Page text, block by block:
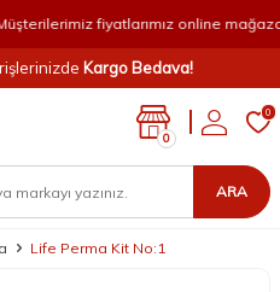
fiyatlarımız online
Kargo Bedava!
ARA
0
0
Life Perma Kit No:1